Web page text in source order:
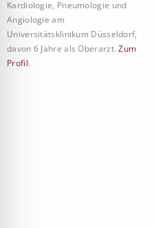
Kardiologie, Pneumologie und
Angiologie am
Universitätsklinikum Düsseldorf,
davon 6 Jahre als Oberarzt.Zum
Profil.